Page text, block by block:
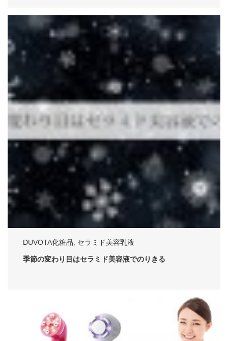
DUVOTA化粧品, セラミド美容乳液
季節の変わり目はセラミド美容液でのりきる